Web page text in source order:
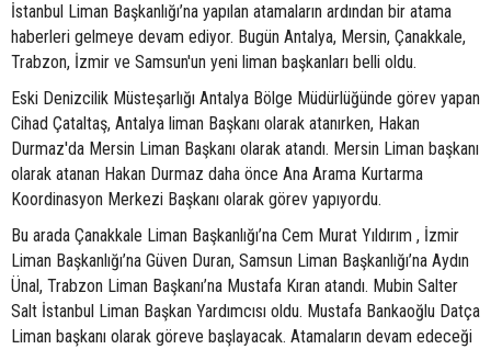
İstanbul Liman Başkanlığı’na yapılan atamaların ardından bir atama
haberleri gelmeye devam ediyor. Bugün Antalya, Mersin, Çanakkale,
Trabzon, İzmir ve Samsun'un yeni liman başkanları belli oldu.
Eski Denizcilik Müsteşarlığı Antalya Bölge Müdürlüğünde görev yapan
Cihad Çataltaş, Antalya liman Başkanı olarak atanırken, Hakan
Durmaz'da Mersin Liman Başkanı olarak atandı. Mersin Liman başkanı
olarak atanan Hakan Durmaz daha önce Ana Arama Kurtarma
Koordinasyon Merkezi Başkanı olarak görev yapıyordu.
Bu arada Çanakkale Liman Başkanlığı’na Cem Murat Yıldırım , İzmir
Liman Başkanlığı’na Güven Duran, Samsun Liman Başkanlığı’na Aydın
Ünal, Trabzon Liman Başkanı’na Mustafa Kıran atandı. Mubin Salter
Salt İstanbul Liman Başkan Yardımcısı oldu. Mustafa Bankaoğlu Datça
Liman başkanı olarak göreve başlayacak. Atamaların devam edeceği